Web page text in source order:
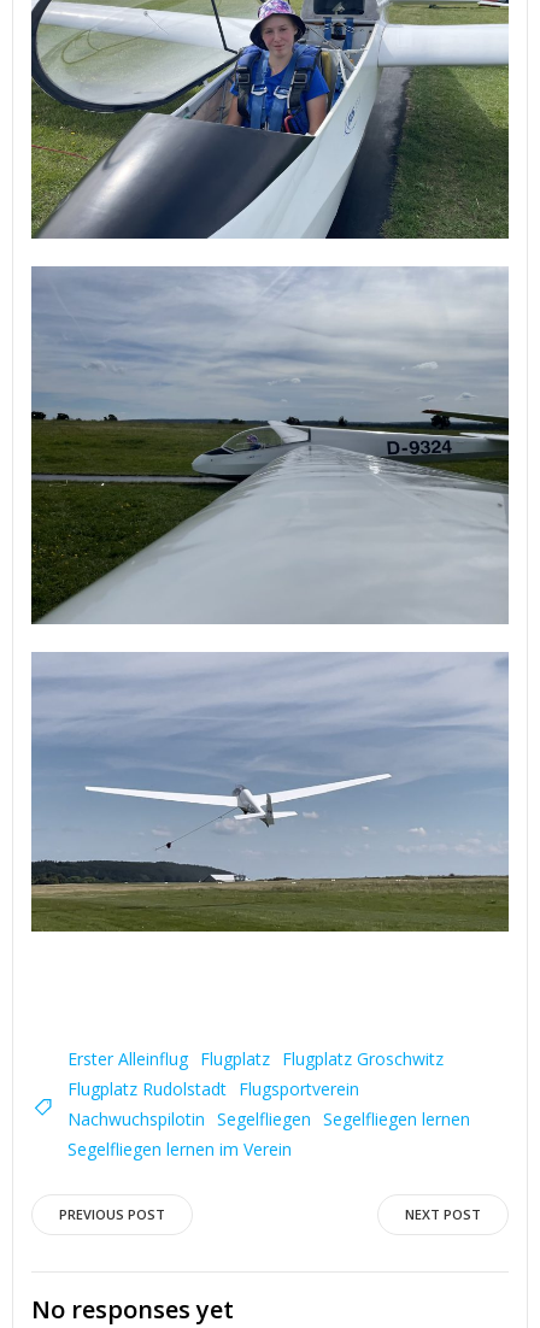
Erster Alleinflug Flugplatz Flugplatz Groschwitz
Flugplatz Rudolstadt Flugsportverein
Nachwuchspilotin Segelfliegen Segelfliegen lernen
Segelfliegen lernen im Verein
Post
navigation
PREVIOUS POST
navigation
NEXT POST
No responses yet